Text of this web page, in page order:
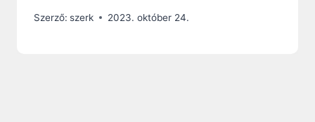
Szerző: szerk 2023. október 24.